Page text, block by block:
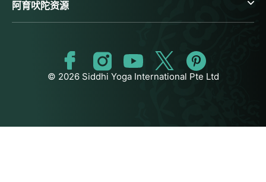
阿育吠陀资源
© 2026 Siddhi Yoga International Pte Ltd